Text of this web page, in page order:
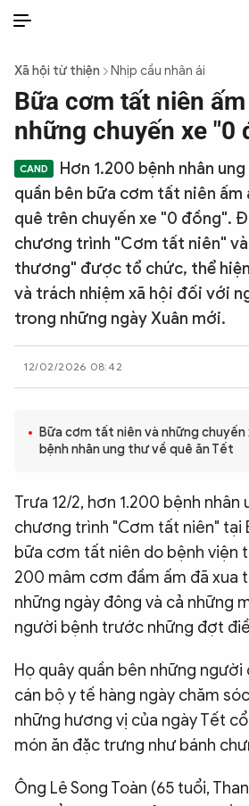
THỜI SỰ
CHỐNG DIỄN BIẾN HÒA BÌNH
CÔNG AN TRONG LÒNG DÂN
PHÁP LUẬT
CÔNG NGHỆ
BẠN ĐỌC & CAND
eMagazine
Infographic
Chuyên trangAn ninh thế giớiVăn nghệ
Chuyên đề
Xã hội từ thiện Nhịp cầu nhân ái
Bữa cơm tất niên
những chuyến xe "0
Hơn 1.200 bệnh nhân
quần bên bữa cơm tất niên
quê trên chuyến xe "0 đồng".
chương trình "Cơm tất niên"
thương" được tổ chức, thể
và trách nhiệm xã hội đối với
trong những ngày Xuân mới.
12/02/2026 08:42
Bữa cơm tất niên và những chuyến
bệnh nhân ung thư về quê ăn Tết
Trưa 12/2, hơn 1.200 bệnh
chương trình "Cơm tất niên" tại
bữa cơm tất niên do bệnh viện
200 mâm cơm đầm ấm đã xua
những ngày đông và cả những
người bệnh trước những đợt
Họ quây quần bên những
cán bộ y tế hàng ngày chăm
những hương vị của ngày Tết
món ăn đặc trưng như bánh
Ông Lê Song Toàn (65 tuổi,